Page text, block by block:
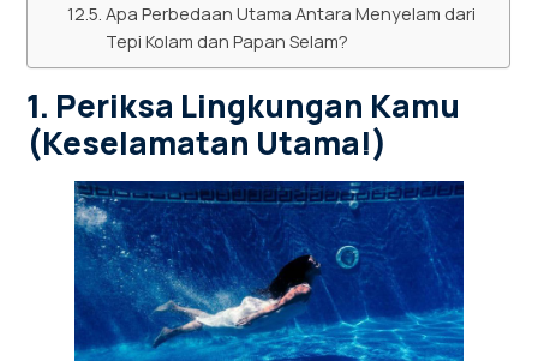
Apa Perbedaan Utama Antara Menyelam dari
Tepi Kolam dan Papan Selam?
1. Periksa Lingkungan Kamu
(Keselamatan Utama!)